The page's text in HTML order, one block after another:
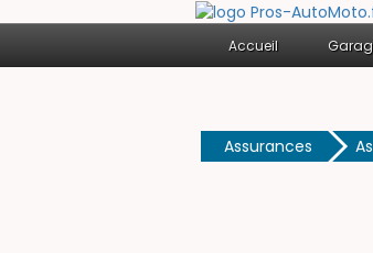
Accueil
Assurances